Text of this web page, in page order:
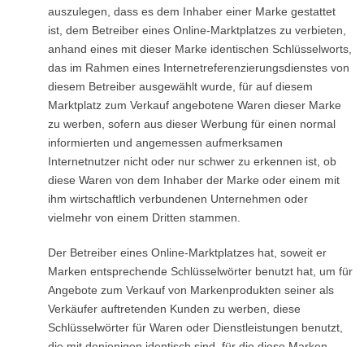
auszulegen, dass es dem Inhaber einer Marke gestattet
ist, dem Betreiber eines Online-Marktplatzes zu verbieten,
anhand eines mit dieser Marke identischen Schlüsselworts,
das im Rahmen eines Internetreferenzierungsdienstes von
diesem Betreiber ausgewählt wurde, für auf diesem
Marktplatz zum Verkauf angebotene Waren dieser Marke
zu werben, sofern aus dieser Werbung für einen normal
informierten und angemessen aufmerksamen
Internetnutzer nicht oder nur schwer zu erkennen ist, ob
diese Waren von dem Inhaber der Marke oder einem mit
ihm wirtschaftlich verbundenen Unternehmen oder
vielmehr von einem Dritten stammen.
Der Betreiber eines Online-Marktplatzes hat, soweit er
Marken entsprechende Schlüsselwörter benutzt hat, um für
Angebote zum Verkauf von Markenprodukten seiner als
Verkäufer auftretenden Kunden zu werben, diese
Schlüsselwörter für Waren oder Dienstleistungen benutzt,